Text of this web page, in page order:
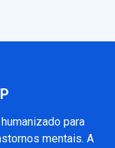
para
mentais. A